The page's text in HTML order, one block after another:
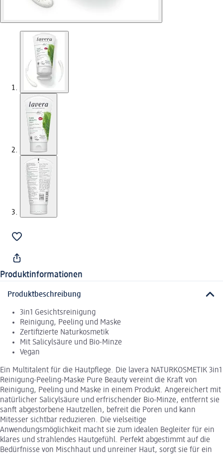
Produktinformationen
Produktbeschreibung
3in1 Gesichtsreinigung
Reinigung, Peeling und Maske
Zertifizierte Naturkosmetik
Mit Salicylsäure und Bio-Minze
Vegan
Ein Multitalent für die Hautpflege. Die lavera NATURKOSMETIK 3in1
Reinigung-Peeling-Maske Pure Beauty vereint die Kraft von
Reinigung, Peeling und Maske in einem Produkt. Angereichert mit
natürlicher Salicylsäure und erfrischender Bio-Minze, entfernt sie
sanft abgestorbene Hautzellen, befreit die Poren und kann
Mitesser sichtbar reduzieren. Die vielseitige
Anwendungsmöglichkeit macht sie zum idealen Begleiter für ein
klares und strahlendes Hautgefühl. Perfekt abgestimmt auf die
Bedürfnisse von Mischhaut und unreiner Haut, sorgt sie für ein